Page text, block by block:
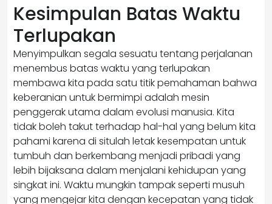
Kesimpulan Batas Waktu
Terlupakan
Menyimpulkan segala sesuatu tentang perjalanan
menembus batas waktu yang terlupakan
membawa kita pada satu titik pemahaman bahwa
keberanian untuk bermimpi adalah mesin
penggerak utama dalam evolusi manusia. Kita
tidak boleh takut terhadap hal-hal yang belum kita
pahami karena di situlah letak kesempatan untuk
tumbuh dan berkembang menjadi pribadi yang
lebih bijaksana dalam menjalani kehidupan yang
singkat ini. Waktu mungkin tampak seperti musuh
yang mengejar kita dengan kecepatan yang tidak